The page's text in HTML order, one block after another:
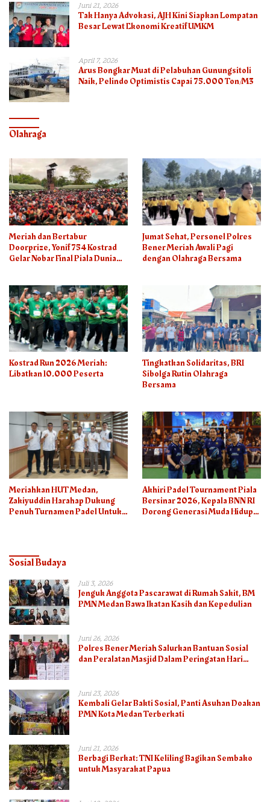
Juni 21, 2026
Tak Hanya Advokasi, AJH Kini Siapkan Lompatan
Besar Lewat Ekonomi Kreatif UMKM
April 7, 2026
Arus Bongkar Muat di Pelabuhan Gunungsitoli
Naik, Pelindo Optimistis Capai 75.000 Ton/M3
Olahraga
Meriah dan Bertabur
Doorprize, Yonif 754 Kostrad
Gelar Nobar Final Piala Dunia
Jumat Sehat, Personel Polres
Bener Meriah Awali Pagi
dengan Olahraga Bersama
Kostrad Run 2026 Meriah:
Libatkan 10.000 Peserta
Tingkatkan Solidaritas, BRI
Sibolga Rutin Olahraga
Bersama
Meriahkan HUT Medan,
Zakiyuddin Harahap Dukung
Penuh Turnamen Padel Untuk
Akhiri Padel Tournament Piala
Bersinar 2026, Kepala BNN RI
Dorong Generasi Muda Hidup
Sosial Budaya
Juli 3, 2026
Jenguk Anggota Pascarawat di Rumah Sakit, BM
PMN Medan Bawa Ikatan Kasih dan Kepedulian
Juni 26, 2026
Polres Bener Meriah Salurkan Bantuan Sosial
dan Peralatan Masjid Dalam Peringatan Hari
Juni 23, 2026
Kembali Gelar Bakti Sosial, Panti Asuhan Doakan
PMN Kota Medan Terberkati
Juni 21, 2026
Berbagi Berkat: TNI Keliling Bagikan Sembako
untuk Masyarakat Papua